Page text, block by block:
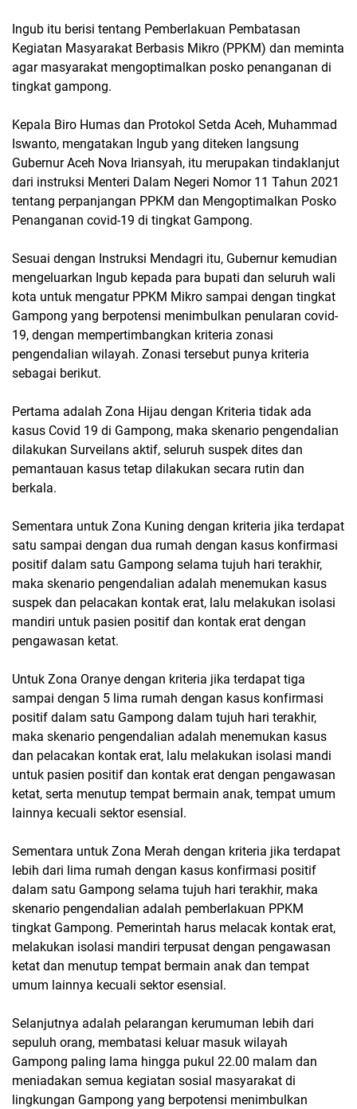
Ingub itu berisi tentang Pemberlakuan Pembatasan
Kegiatan Masyarakat Berbasis Mikro (PPKM) dan meminta
agar masyarakat mengoptimalkan posko penanganan di
tingkat gampong.
Kepala Biro Humas dan Protokol Setda Aceh, Muhammad
Iswanto, mengatakan Ingub yang diteken langsung
Gubernur Aceh Nova Iriansyah, itu merupakan tindaklanjut
dari instruksi Menteri Dalam Negeri Nomor 11 Tahun 2021
tentang perpanjangan PPKM dan Mengoptimalkan Posko
Penanganan covid-19 di tingkat Gampong.
Sesuai dengan Instruksi Mendagri itu, Gubernur kemudian
mengeluarkan Ingub kepada para bupati dan seluruh wali
kota untuk mengatur PPKM Mikro sampai dengan tingkat
Gampong yang berpotensi menimbulkan penularan covid-
19, dengan mempertimbangkan kriteria zonasi
pengendalian wilayah. Zonasi tersebut punya kriteria
sebagai berikut.
Pertama adalah Zona Hijau dengan Kriteria tidak ada
kasus Covid 19 di Gampong, maka skenario pengendalian
dilakukan Surveilans aktif, seluruh suspek dites dan
pemantauan kasus tetap dilakukan secara rutin dan
berkala.
Sementara untuk Zona Kuning dengan kriteria jika terdapat
satu sampai dengan dua rumah dengan kasus konfirmasi
positif dalam satu Gampong selama tujuh hari terakhir,
maka skenario pengendalian adalah menemukan kasus
suspek dan pelacakan kontak erat, lalu melakukan isolasi
mandiri untuk pasien positif dan kontak erat dengan
pengawasan ketat.
Untuk Zona Oranye dengan kriteria jika terdapat tiga
sampai dengan 5 lima rumah dengan kasus konfirmasi
positif dalam satu Gampong dalam tujuh hari terakhir,
maka skenario pengendalian adalah menemukan kasus
dan pelacakan kontak erat, lalu melakukan isolasi mandi
untuk pasien positif dan kontak erat dengan pengawasan
ketat, serta menutup tempat bermain anak, tempat umum
lainnya kecuali sektor esensial.
Sementara untuk Zona Merah dengan kriteria jika terdapat
lebih dari lima rumah dengan kasus konfirmasi positif
dalam satu Gampong selama tujuh hari terakhir, maka
skenario pengendalian adalah pemberlakuan PPKM
tingkat Gampong. Pemerintah harus melacak kontak erat,
melakukan isolasi mandiri terpusat dengan pengawasan
ketat dan menutup tempat bermain anak dan tempat
umum lainnya kecuali sektor esensial.
Selanjutnya adalah pelarangan kerumuman lebih dari
sepuluh orang, membatasi keluar masuk wilayah
Gampong paling lama hingga pukul 22.00 malam dan
meniadakan semua kegiatan sosial masyarakat di
lingkungan Gampong yang berpotensi menimbulkan